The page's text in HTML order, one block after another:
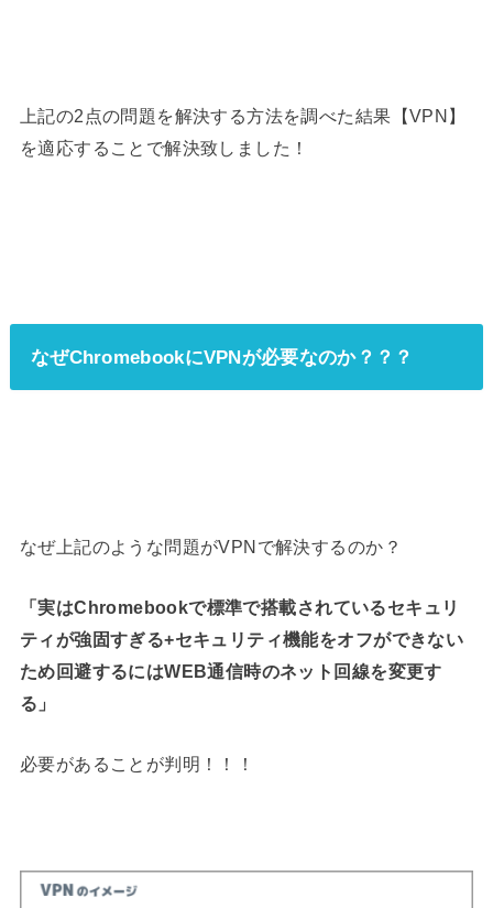
上記の2点の問題を解決する方法を調べた結果【VPN】
を適応することで解決致しました！
なぜChromebookにVPNが必要なのか？？？
なぜ上記のような問題がVPNで解決するのか？
「実はChromebookで標準で搭載されているセキュリ
ティが強固すぎる+セキュリティ機能をオフができない
ため回避するにはWEB通信時のネット回線を変更す
る」
必要があることが判明！！！